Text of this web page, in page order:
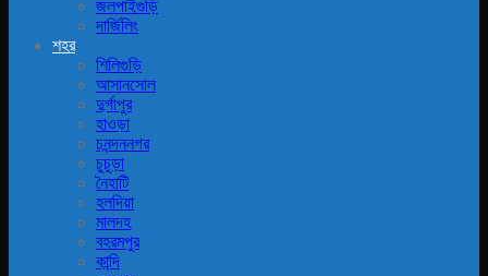
জলপাইগুড়ি
দার্জিলিং
শহর
শিলিগুড়ি
আসানসোল
দুর্গাপুর
হাওড়া
চনন্দননগর
চুচুড়া
নৈহাটি
হলদিয়া
মালদহ
বহরমপুর
কান্দি